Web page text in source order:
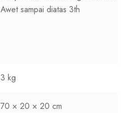
Awet sampai diatas 3th
3 kg
70 × 20 × 20 cm